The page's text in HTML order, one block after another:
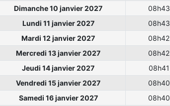
Dimanche 10 janvier 2027
08h43
Lundi 11 janvier 2027
08h43
Mardi 12 janvier 2027
08h42
Mercredi 13 janvier 2027
08h42
Jeudi 14 janvier 2027
08h41
Vendredi 15 janvier 2027
08h40
Samedi 16 janvier 2027
08h40